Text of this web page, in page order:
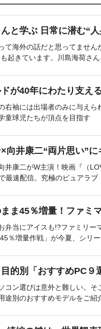
と学ぶ 日常に潜む“
て海外の話だと思ってませ
起きています。川島海荷さん
が40年にわたり支え
右袖には出場者のみに与え
童球児たちが頂点を目指す
向井康二“両片思い”に
井康二がW主演！映画『（
最速配信。究極のピュアラブ
ま45％増量！ファミ
弁当にアイスも!?ファミリー
％増量作戦」が今夏、シリ
的別「おすすめPC９
コン選びは意外と難しい。
途別のおすすめモデルをご紹